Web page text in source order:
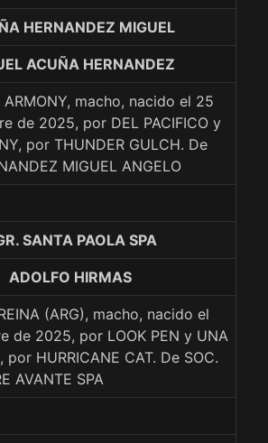
HERNANDEZ MIGUEL
ACUÑA HERNANDEZ
macho, nacido el 25
de 2025, por DEL PACIFICO y
por THUNDER GULCH. De
MIGUEL ANGELO
SANTA PAOLA SPA
ADOLFO HIRMAS
(ARG), macho, nacido el
de 2025, por LOOK PEN y UNA
por HURRICANE CAT. De SOC.
AVANTE SPA